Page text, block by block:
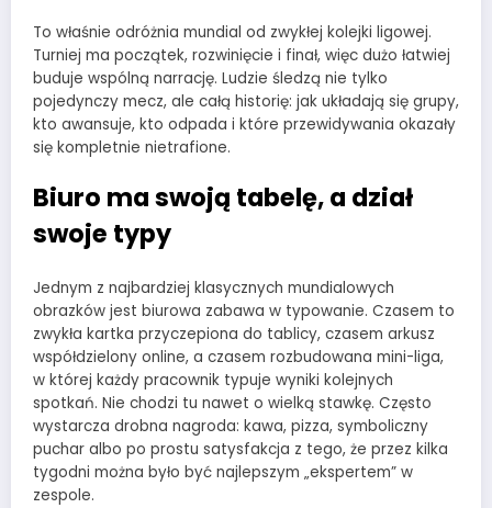
To właśnie odróżnia mundial od zwykłej kolejki ligowej.
Turniej ma początek, rozwinięcie i finał, więc dużo łatwiej
buduje wspólną narrację. Ludzie śledzą nie tylko
pojedynczy mecz, ale całą historię: jak układają się grupy,
kto awansuje, kto odpada i które przewidywania okazały
się kompletnie nietrafione.
Biuro ma swoją tabelę, a dział
swoje typy
Jednym z najbardziej klasycznych mundialowych
obrazków jest biurowa zabawa w typowanie. Czasem to
zwykła kartka przyczepiona do tablicy, czasem arkusz
współdzielony online, a czasem rozbudowana mini-liga,
w której każdy pracownik typuje wyniki kolejnych
spotkań. Nie chodzi tu nawet o wielką stawkę. Często
wystarcza drobna nagroda: kawa, pizza, symboliczny
puchar albo po prostu satysfakcja z tego, że przez kilka
tygodni można było być najlepszym „ekspertem” w
zespole.